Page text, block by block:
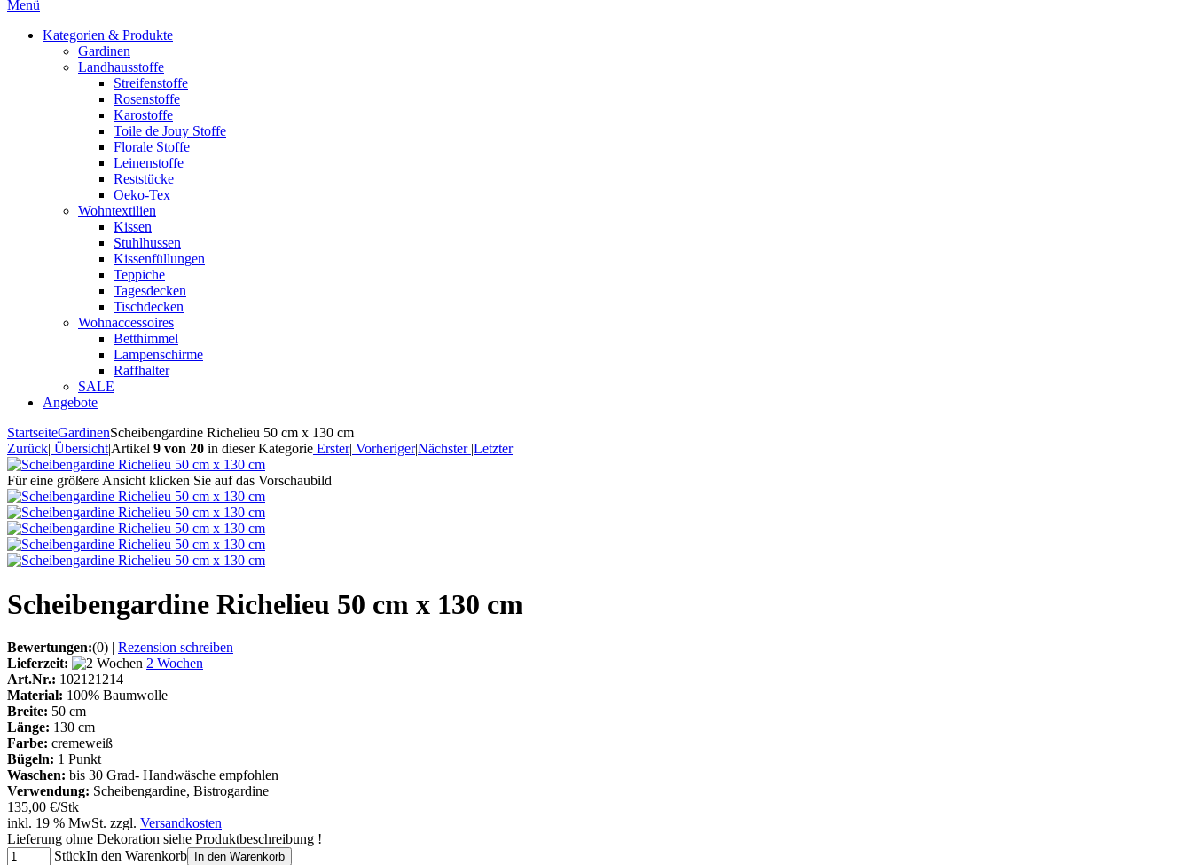
Menü
Kategorien & Produkte
Gardinen
Landhausstoffe
Streifenstoffe
Rosenstoffe
Karostoffe
Toile de Jouy Stoffe
Florale Stoffe
Leinenstoffe
Reststücke
Oeko-Tex
Wohntextilien
Kissen
Stuhlhussen
Kissenfüllungen
Teppiche
Tagesdecken
Tischdecken
Wohnaccessoires
Betthimmel
Lampenschirme
Raffhalter
SALE
Angebote
StartseiteGardinenScheibengardine Richelieu 50 cm x 130 cm
Zurück| Übersicht|Artikel 9 von 20 in dieser Kategorie Erster| Vorheriger|Nächster |Letzter
Für eine größere Ansicht klicken Sie auf das Vorschaubild
Scheibengardine Richelieu 50 cm x 130 cm
Bewertungen:(0) | Rezension schreiben
Lieferzeit:
2 Wochen
Art.Nr.: 102121214
Material: 100% Baumwolle
Breite: 50 cm
Länge: 130 cm
Farbe: cremeweiß
Bügeln: 1 Punkt
Waschen: bis 30 Grad- Handwäsche empfohlen
Verwendung: Scheibengardine, Bistrogardine
135,00 €/Stk
inkl. 19 % MwSt. zzgl. Versandkosten
Lieferung ohne Dekoration siehe Produktbeschreibung !
StückIn den Warenkorb In den Warenkorb